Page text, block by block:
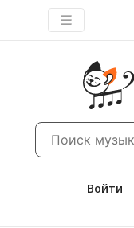
Войти